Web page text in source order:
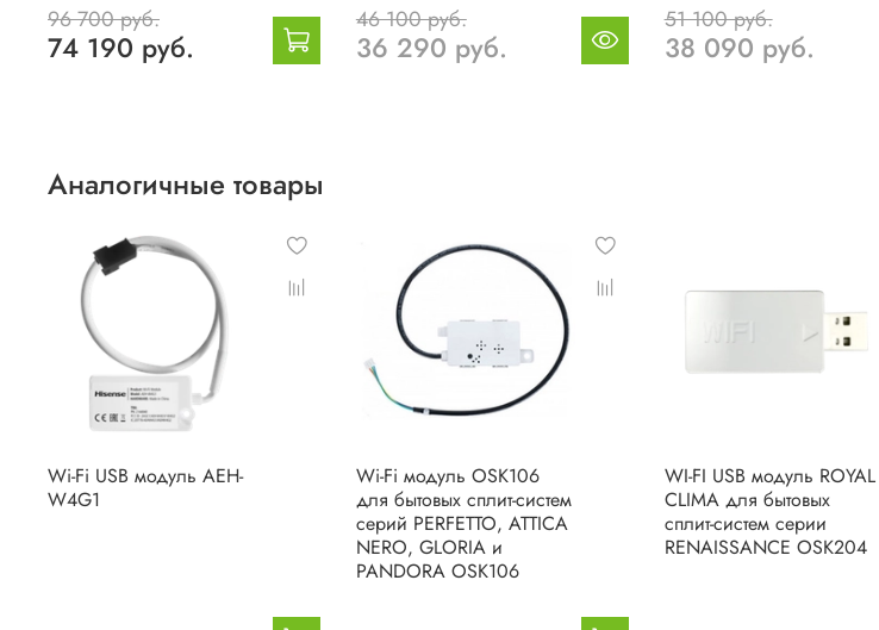
96 700 руб.
74 190 руб.
46 100 руб.
36 290 руб.
51 100 руб.
38 090 руб.
Аналогичные товары
Wi-Fi USB модуль AEH-
W4G1
Wi-Fi модуль OSK106
для бытовых сплит-систем
серий PERFETTO, ATTICA
NERO, GLORIA и
PANDORA OSK106
WI-FI USB модуль ROYAL
CLIMA для бытовых
сплит-систем серии
RENAISSANCE OSK204